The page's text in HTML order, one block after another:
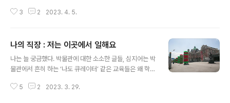
가진 주요 컬렉션 중 하나로, 박물관의 이미지를 결정한다.
맞는 연상이다. 그러면 우리 박물관의 대표 소장품은 무엇
일까. 그런데 여기에 대한 이야기를 하려면, 나의 직장 적응
기에서부터 시작해야 할지도 모르겠다. 그래야 우리 소장
수 있을 것 같다. 그리고 그래야 본래 소소한 나의 일상을
3 2 2023. 4. 5.
나의 직장 : 저는 이곳에서 일해요
나는 늘 궁금했다. 박물관에 대한 소소한 글들, 심지어는 박
물관에서 흔히 하는 ‘나도 큐레이터’ 같은 교육들은 왜 학예
다. ‘학예사가 무엇인가요?’라는 질문에서 파생되는 답과
5 2 2023. 3. 29.